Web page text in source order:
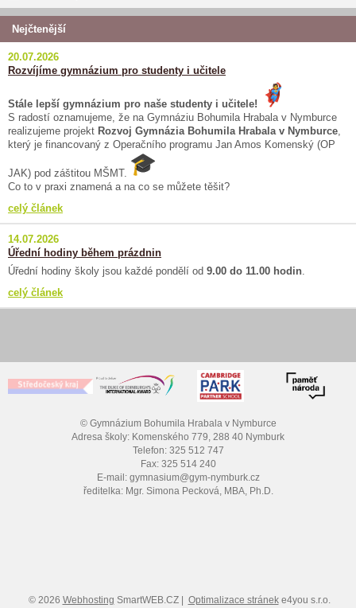
Nejčtenější
20.07.2026
Rozvíjíme gymnázium pro studenty i učitele
Stále lepší gymnázium pro naše studenty i učitele!
S radostí oznamujeme, že na Gymnáziu Bohumila Hrabala v Nymburce
realizujeme projekt Rozvoj Gymnázia Bohumila Hrabala v Nymburce
který je financovaný z Operačního programu Jan Amos Komenský (OP
JAK) pod záštitou MŠMT.
Co to v praxi znamená a na co se můžete těšit?
celý článek
14.07.2026
Úřední hodiny během prázdnin
Úřední hodiny školy jsou každé pondělí od 9.00 do 11.00 hodin
celý článek
© Gymnázium Bohumila Hrabala v Nymburce
Adresa školy: Komenského 779, 288 40 Nymburk
Telefon: 325 512 747
Fax: 325 514 240
E-mail: gymnasium@gym-nymburk.cz
ředitelka: Mgr. Simona Pecková, MBA, Ph.D.
© 2026 Webhosting SmartWEB.CZ | Optimalizace stráneke4you s.r.o.